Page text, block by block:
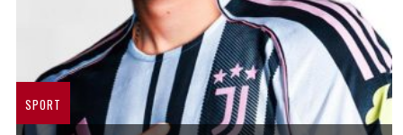
SPORT